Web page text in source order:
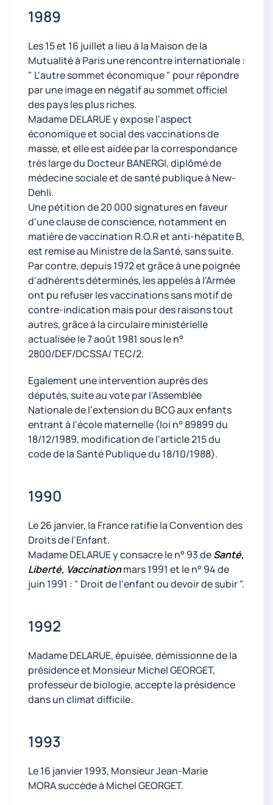
1989
Les 15 et 16 juillet a lieu à la Maison de la
Mutualité à Paris une rencontre internationale :
" L'autre sommet économique " pour répondre
par une image en négatif au sommet officiel
des pays les plus riches.
Madame DELARUE y expose l'aspect
économique et social des vaccinations de
masse, et elle est aidée par la correspondance
très large du Docteur BANERGI, diplômé de
médecine sociale et de santé publique à New-
Dehli.
Une pétition de 20 000 signatures en faveur
d'une clause de conscience, notamment en
matière de vaccination R.O.R et anti-hépatite B,
est remise au Ministre de la Santé, sans suite.
Par contre, depuis 1972 et grâce à une poignée
d'adhérents déterminés, les appelés à l'Armée
ont pu refuser les vaccinations sans motif de
contre-indication mais pour des raisons tout
autres, grâce à la circulaire ministérielle
actualisée le 7 août 1981 sous le n°
2800/DEF/DCSSA/ TEC/2.
Egalement une intervention auprès des
députés, suite au vote par l'Assemblée
Nationale de l'extension du BCG aux enfants
entrant à l'école maternelle (loi n° 89899 du
18/12/1989, modification de l'article 215 du
code de la Santé Publique du 18/10/1988).
1990
Le 26 janvier, la France ratifie la Convention des
Droits de l'Enfant.
Madame DELARUE y consacre le n° 93 deSanté,
Liberté, Vaccinationmars 1991 et le n° 94 de
juin 1991 : " Droit de l'enfant ou devoir de subir ".
1992
Madame DELARUE, épuisée, démissionne de la
présidence et Monsieur Michel GEORGET,
professeur de biologie, accepte la présidence
dans un climat difficile.
1993
Le 16 janvier 1993, Monsieur Jean-Marie
MORA succède à Michel GEORGET.